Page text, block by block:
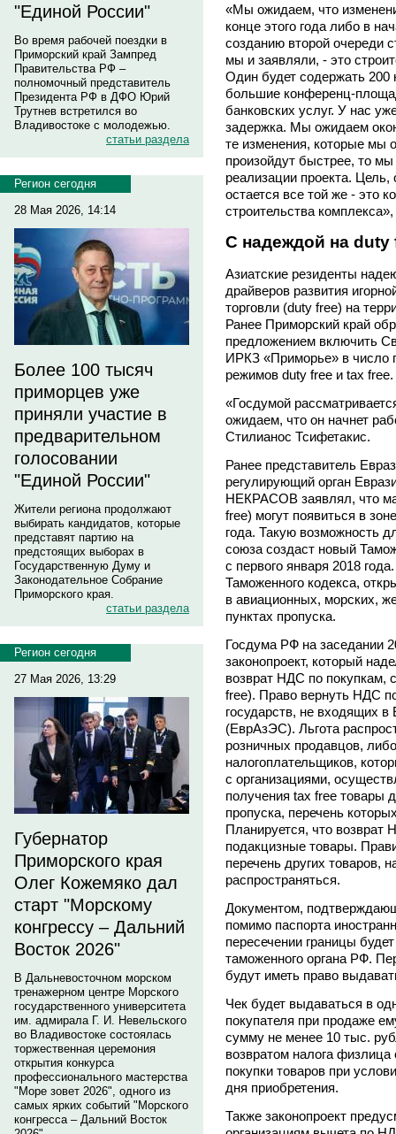
"Единой России"
Во время рабочей поездки в
Приморский край Зампред
Правительства РФ –
полномочный представитель
Президента РФ в ДФО Юрий
Трутнев встретился во
Владивостоке с молодежью.
статьи раздела
Регион сегодня
28 Мая 2026, 14:14
Более 100 тысяч
приморцев уже
приняли участие в
предварительном
голосовании
"Единой России"
Жители региона продолжают
выбирать кандидатов, которые
представят партию на
предстоящих выборах в
Государственную Думу и
Законодательное Собрание
Приморского края.
статьи раздела
Регион сегодня
27 Мая 2026, 13:29
Губернатор
Приморского края
Олег Кожемяко дал
старт "Морскому
конгрессу – Дальний
Восток 2026"
В Дальневосточном морском
тренажерном центре Морского
государственного университета
им. адмирала Г. И. Невельского
во Владивостоке состоялась
торжественная церемония
открытия конкурса
профессионального мастерства
"Море зовет 2026", одного из
самых ярких событий "Морского
конгресса – Дальний Восток
«Мы ожидаем, что
конце этого года либо в
созданию второй очереди
мы и заявляли, - это
Один будет содержать 200
большие конференц-
банковских услуг. У нас
задержка. Мы ожидаем
те изменения, которые мы
произойдут быстрее, то
реализации проекта. Цель,
остается все той же - это
строительства
С надеждой на duty
Азиатские резиденты
драйверов развития
торговли (duty free) на
Ранее Приморский край
предложением включить
ИРКЗ «Приморье» в число
режимов duty free и tax free.
«Госдумой
ожидаем, что он начнет
Стилианос Тсифетакис.
Ранее представитель
регулирующий орган
НЕКРАСОВ заявлял, что
free) могут появиться в
года. Такую возможность
союза создаст новый
с первого января 2018
Таможенного кодекса,
в авиационных, морских,
пунктах пропуска.
Госдума РФ на заседании
законопроект, который
возврат НДС по покупкам,
free). Право вернуть НДС
государств, не входящих в
(ЕврАзЭС). Льгота
розничных продавцов,
налогоплательщиков,
с организациями,
получения tax free товары
пропуска, перечень
Планируется, что возврат
подакцизные товары.
перечень других товаров,
распространяться.
Документом,
помимо паспорта
пересечении границы
таможенного органа РФ.
будут иметь право
Чек будет выдаваться в
покупателя при продаже
сумму не менее 10 тыс.
возвратом налога физлица
покупки товаров при
дня приобретения.
Также законопроект